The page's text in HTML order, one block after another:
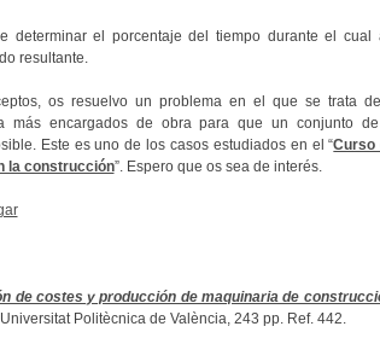
determinar el porcentaje del tiempo durante el cual
resultante.
os resuelvo un problema en el que se trata
más encargados de obra para que un conjunto
Este es uno de los casos estudiados en el “Curso
la construcción”. Espero que os sea de interés.
de costes y producción de maquinaria de
Politècnica de València, 243 pp. Ref. 442.